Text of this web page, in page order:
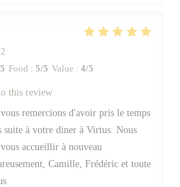
Food : 5/5 Value : 4/5
this review
remercions d'avoir pris le temps
suite à votre diner à Virtus. Nous
accueillir à nouveau
Camille, Frédéric et toute